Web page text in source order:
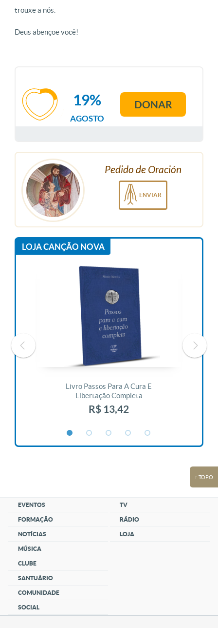
trouxe a nós.
Deus abençoe você!
AGOSTO
19% DONAR
Pedido de Oración
ENVIAR
LOJA CANÇÃO NOVA
Livro Passos Para A Cura E
Libertação Completa
R$ 13,42
↑ TOPO
EVENTOS
FORMAÇÃO
NOTÍCIAS
MÚSICA
CLUBE
SANTUÁRIO
COMUNIDADE
SOCIAL
TV
RÁDIO
LOJA